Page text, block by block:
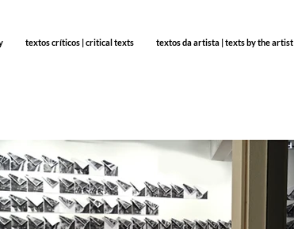
textos críticos | critical texts textos da artista | texts by the artist